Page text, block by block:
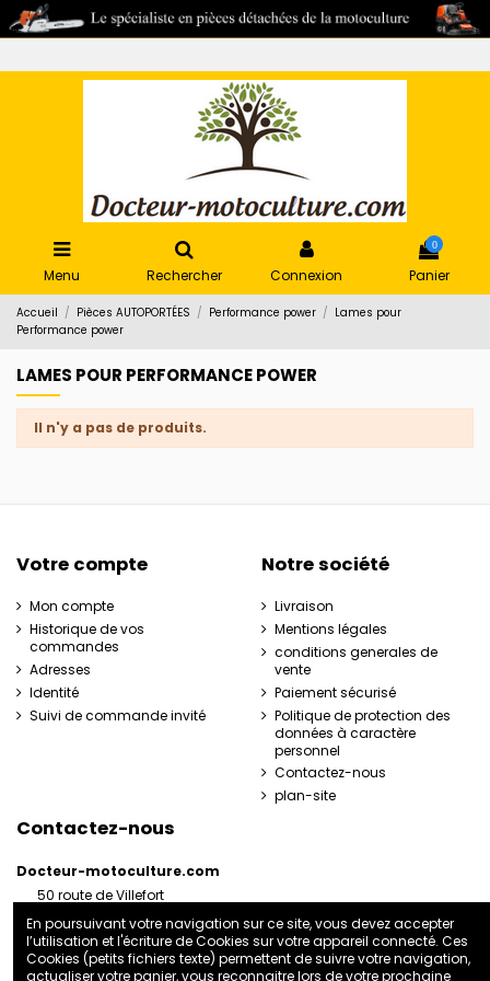
Menu Rechercher Connexion
0
Panier
Accueil Pièces AUTOPORTÉES Performance power
Lames pour
Performance power
LAMES POUR PERFORMANCE POWER
Il n'y a pas de produits.
Votre compte
Mon compte
Historique de vos
commandes
Adresses
Identité
Suivi de commande invité
Notre société
Livraison
Mentions légales
conditions generales de
vente
Paiement sécurisé
Politique de protection des
données à caractère
personnel
Contactez-nous
plan-site
Contactez-nous
Docteur-motoculture.com
50 route de Villefort
France
06 35 41 62 07
En poursuivant votre navigation sur ce site, vous devez accepter
l’utilisation et l'écriture de Cookies sur votre appareil connecté. Ces
Cookies (petits fichiers texte) permettent de suivre votre navigation,
actualiser votre panier, vous reconnaitre lors de votre prochaine